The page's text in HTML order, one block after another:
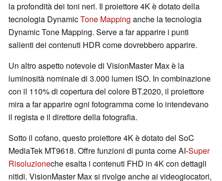
la profondità dei toni neri. Il proiettore 4K è dotato della
tecnologia DynamicTone Mapping anche la tecnologia
Dynamic Tone Mapping. Serve a far apparire i punti
salienti dei contenuti HDR come dovrebbero apparire.
Un altro aspetto notevole di VisionMaster Max è la
luminosità nominale di 3.000 lumen ISO. In combinazione
con il 110% di copertura del colore BT.2020, il proiettore
mira a far apparire ogni fotogramma come lo intendevano
il regista e il direttore della fotografia.
Sotto il cofano, questo proiettore 4K è dotato del SoC
MediaTek MT9618. Offre funzioni di punta come AI-Super
Risoluzioneche esalta i contenuti FHD in 4K con dettagli
nitidi. VisionMaster Max si rivolge anche ai videogiocatori,